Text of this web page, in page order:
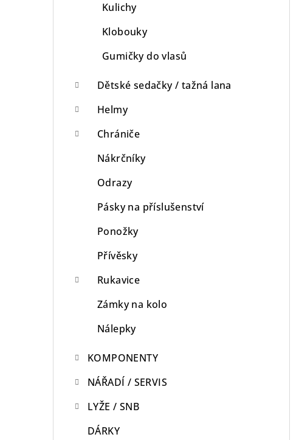
Kulichy
Klobouky
Gumičky do vlasů
Dětské sedačky / tažná lana
Helmy
Chrániče
Nákrčníky
Odrazy
Pásky na příslušenství
Ponožky
Přívěsky
Rukavice
Zámky na kolo
Nálepky
KOMPONENTY
NÁŘADÍ / SERVIS
LYŽE / SNB
DÁRKY